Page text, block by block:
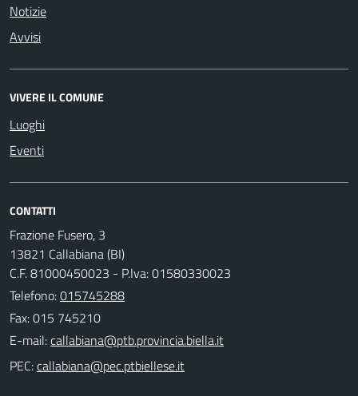
Notizie
Avvisi
VIVERE IL COMUNE
Luoghi
Eventi
CONTATTI
Frazione Fusero, 3
13821 Callabiana (BI)
C.F. 81000450023 - P.Iva: 01580330023
Telefono:015745288
Fax: 015 745210
E-mail:
PEC: